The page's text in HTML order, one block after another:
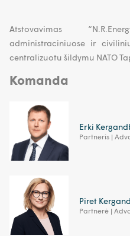
Atstovavimas
administraciniuose ir
centralizuotu šildymu NATO
Komanda
Erki
Partneris |
Piret
Partnerė |